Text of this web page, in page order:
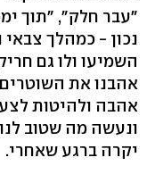
"עבר חלק", "תוך
נכון - כמהלך צבאי
השמיעו ולו גם
אהבנו את
אהבה ולהיטות
ונעשה מה שטוב
יקרה ברגע שאחרי.